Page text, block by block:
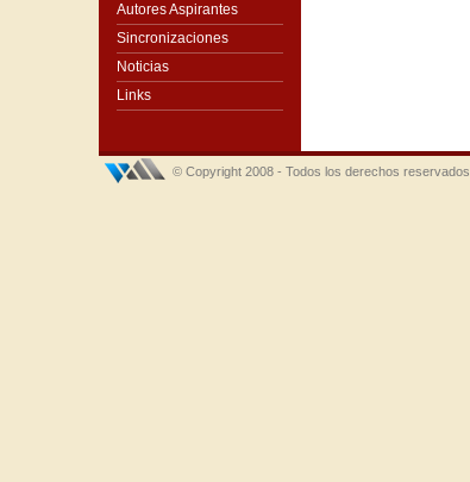
Autores Aspirantes
Sincronizaciones
Noticias
Links
© Copyright 2008 - Todos los derechos reservados